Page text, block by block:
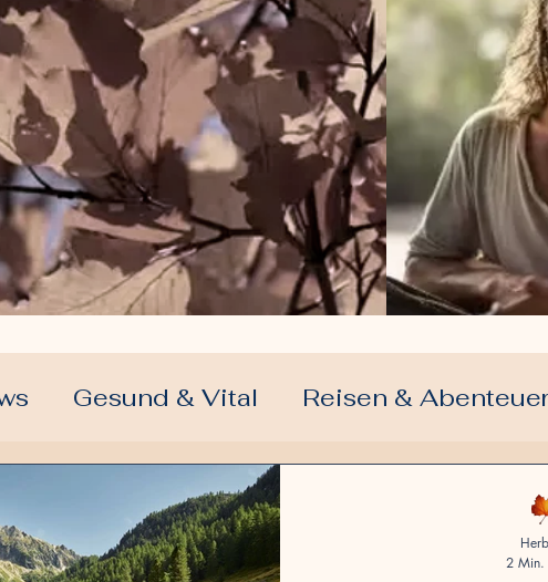
Gesund & Vital Reisen &
Ernährung 50plus
Community & Spiritualität
2 Min.